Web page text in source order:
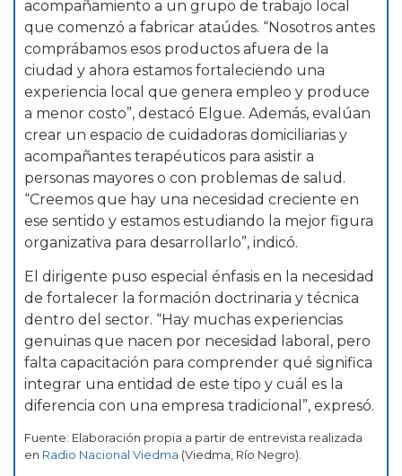
acompañamiento a un grupo de trabajo local
que comenzó a fabricar ataúdes. “Nosotros antes
comprábamos esos productos afuera de la
ciudad y ahora estamos fortaleciendo una
experiencia local que genera empleo y produce
a menor costo”, destacó Elgue. Además, evalúan
crear un espacio de cuidadoras domiciliarias y
acompañantes terapéuticos para asistir a
personas mayores o con problemas de salud.
“Creemos que hay una necesidad creciente en
ese sentido y estamos estudiando la mejor figura
organizativa para desarrollarlo”, indicó.
El dirigente puso especial énfasis en la necesidad
de fortalecer la formación doctrinaria y técnica
dentro del sector. “Hay muchas experiencias
genuinas que nacen por necesidad laboral, pero
falta capacitación para comprender qué significa
integrar una entidad de este tipo y cuál es la
diferencia con una empresa tradicional”, expresó.
Fuente: Elaboración propia a partir de entrevista realizada
en Radio Nacional Viedma (Viedma, Río Negro).